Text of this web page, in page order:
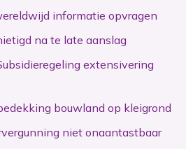
informatie opvragen
na te late aanslag
extensivering
bouwland op kleigrond
niet onaantastbaar